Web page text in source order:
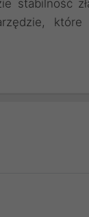
stabilność
które